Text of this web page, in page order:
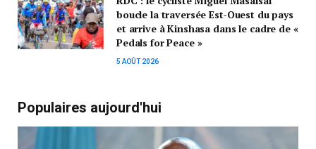
boucle la traversée Est-Ouest du pays
et arrive à Kinshasa dans le cadre de «
Pedals for Peace »
5 AOÛT 2026
Populaires aujourd'hui